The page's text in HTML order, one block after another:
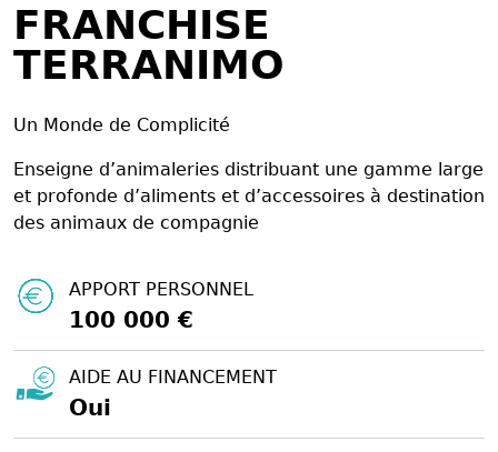
FRANCHISE
TERRANIMO
Un Monde de Complicité
Enseigne d’animaleries distribuant une gamme large
et profonde d’aliments et d’accessoires à destination
des animaux de compagnie
APPORT PERSONNEL
100 000 €
AIDE AU FINANCEMENT
Oui